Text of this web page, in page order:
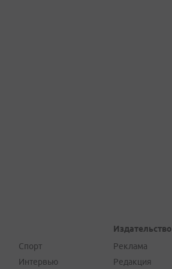
Спорт
Интервью
Издательство
Реклама
Редакция